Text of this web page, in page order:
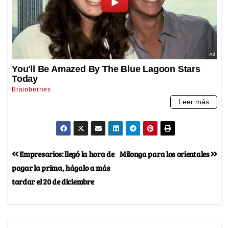
Milonga para los orientales
Empresarios: llegó la hora de
pagar la prima, hágalo a más
tardar el 20 de diciembre